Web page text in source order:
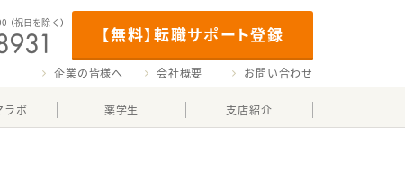
【無料】転職サポート登録
（祝日を除く）
企業の皆様へ 会社概要 お問い合わせ
ラボ 薬学生 支店紹介